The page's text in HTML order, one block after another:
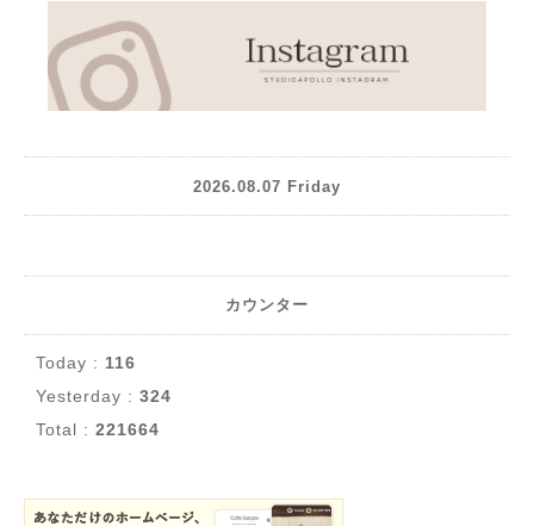
2026.08.07 Friday
カウンター
Today : 116
Yesterday : 324
Total : 221664